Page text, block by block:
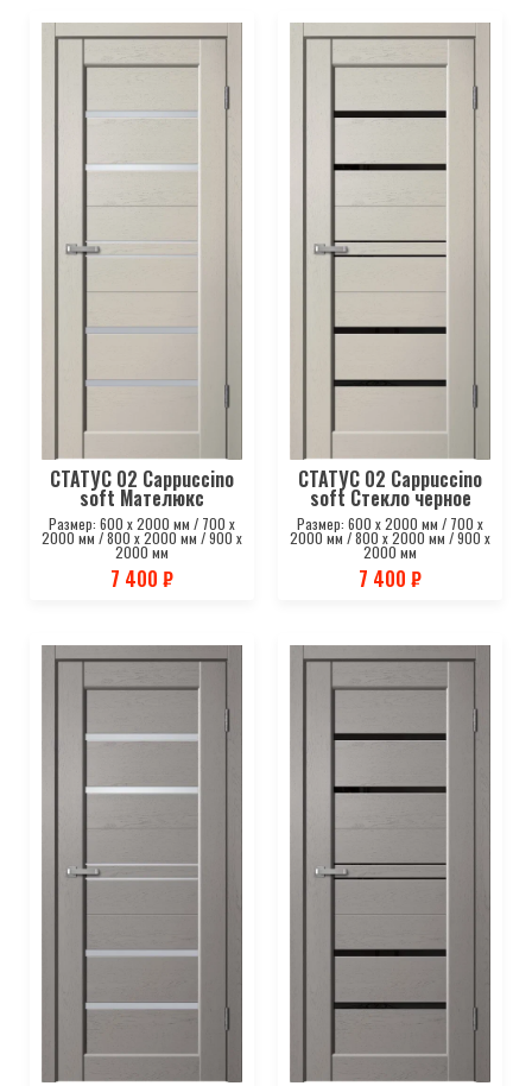
СТАТУС 02 Cappuccino
soft Мателюкс
Размер: 600 х 2000 мм / 700 х
2000 мм / 800 х 2000 мм / 900 х
2000 мм
7 400 ₽
СТАТУС 02 Cappuccino
soft Стекло черное
Размер: 600 х 2000 мм / 700 х
2000 мм / 800 х 2000 мм / 900 х
2000 мм
7 400 ₽